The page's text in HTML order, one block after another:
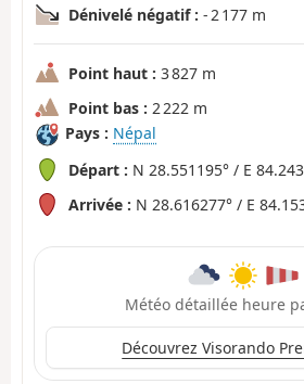
Dénivelé négatif : - 2 177 m
Point haut : 3 827 m
Point bas : 2 222 m
Pays : Népal
Départ : N 28.551195° / E
Arrivée : N 28.616277° / E
Météo détaillée heure
Découvrez Visorando